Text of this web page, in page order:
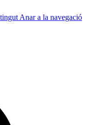
Anar a la navegació